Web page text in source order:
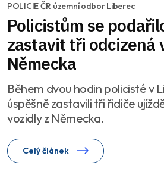
POLICIE ČR územní odbor Liberec
Policistům se
zastavit tři odcizená
Německa
Během dvou hodin policisté v
úspěšně zastavili tři řidiče
vozidly z Německa.
Celý článek